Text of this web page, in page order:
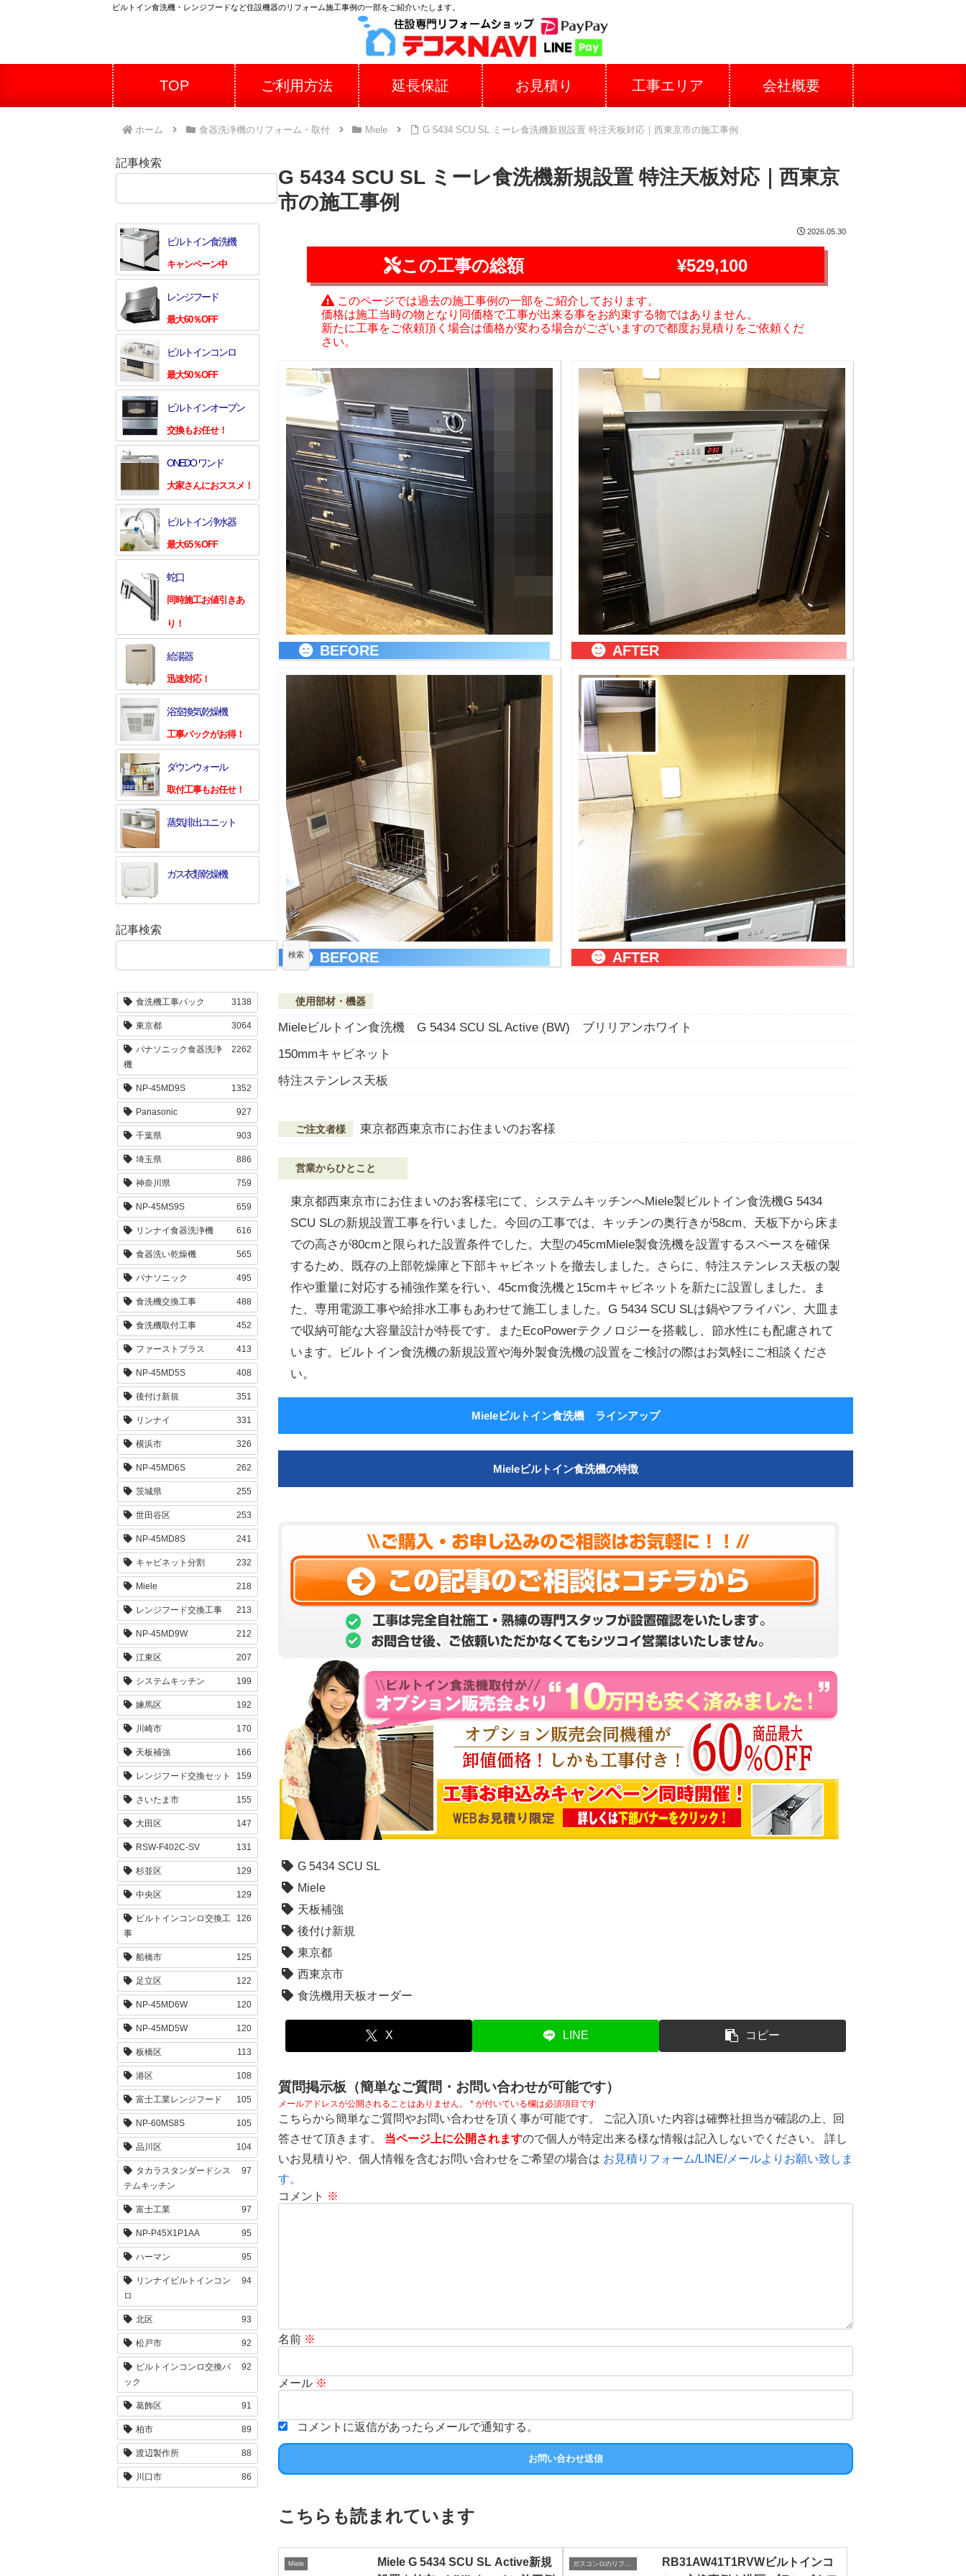
ビルトイン食洗機・レンジフードなど住設機器のリフォーム施工事例の一部をご紹介いたします。
TOP ご利用方法 延長保証 お見積り 工事エリア 会社概要
ホーム 食器洗浄機のリフォーム・取付 Miele G 5434 SCU SL ミーレ食洗機新規設置 特注天板対応｜西東京市の施工事例
G 5434 SCU SL ミーレ食洗機新規設置 特注天板対応｜西東京
市の施工事例
2026.05.30
この工事の総額 ¥529,100
このページでは過去の施工事例の一部をご紹介しております。
価格は施工当時の物となり同価格で工事が出来る事をお約束する物ではありません。
新たに工事をご依頼頂く場合は価格が変わる場合がございますので都度お見積りをご依頼くだ
さい。
BEFORE AFTER
BEFORE AFTER
使用部材・機器
Mieleビルトイン食洗機 G 5434 SCU SL Active (BW) ブリリアンホワイト
150mmキャビネット
特注ステンレス天板
ご注文者様 東京都西東京市にお住まいのお客様
営業からひとこと
東京都西東京市にお住まいのお客様宅にて、システムキッチンへMiele製ビルトイン食洗機G 5434
SCU SLの新規設置工事を行いました。今回の工事では、キッチンの奥行きが58cm、天板下から床ま
での高さが80cmと限られた設置条件でした。大型の45cmMiele製食洗機を設置するスペースを確保
するため、既存の上部乾燥庫と下部キャビネットを撤去しました。さらに、特注ステンレス天板の製
作や重量に対応する補強作業を行い、45cm食洗機と15cmキャビネットを新たに設置しました。ま
た、専用電源工事や給排水工事もあわせて施工しました。G 5434 SCU SLは鍋やフライパン、大皿ま
で収納可能な大容量設計が特長です。またEcoPowerテクノロジーを搭載し、節水性にも配慮されて
います。ビルトイン食洗機の新規設置や海外製食洗機の設置をご検討の際はお気軽にご相談くださ
い。
Mieleビルトイン食洗機 ラインアップ
Mieleビルトイン食洗機の特徴
G 5434 SCU SL
Miele
天板補強
後付け新規
東京都
西東京市
食洗機用天板オーダー
X LINE コピー
質問掲示板（簡単なご質問・お問い合わせが可能です）
メールアドレスが公開されることはありません。 * が付いている欄は必須項目です
こちらから簡単なご質問やお問い合わせを頂く事が可能です。 ご記入頂いた内容は確弊社担当が確認の上、回
答させて頂きます。 当ページ上に公開されますので個人が特定出来る様な情報は記入しないでください。 詳し
いお見積りや、個人情報を含むお問い合わせをご希望の場合は お見積りフォーム/LINE/メールよりお願い致しま
す。
コメント ※
名前 ※
メール ※
コメントに返信があったらメールで通知する。
こちらも読まれています
Miele
Miele G 5434 SCU SL Active新規
ガスコンロのリフォーム・取付
RB31AW41T1RVWビルトインコ
記事検索
ビルトイン食洗機
キャンペーン中
レンジフード
最大60％OFF
ビルトインコンロ
最大50％OFF
ビルトインオーブン
交換もお任せ！
ONEDO ワンド
大家さんにおススメ！
ビルトイン浄水器
最大65％OFF
蛇口
同時施工お値引きあ
り！
給湯器
迅速対応！
浴室換気乾燥機
工事パックがお得！
ダウンウォール
取付工事もお任せ！
蒸気排出ユニット
ガス衣類乾燥機
記事検索
検索
食洗機工事パック 3138
東京都 3064
パナソニック食器洗浄
機
2262
NP-45MD9S 1352
Panasonic 927
千葉県 903
埼玉県 886
神奈川県 759
NP-45MS9S 659
リンナイ食器洗浄機 616
食器洗い乾燥機 565
パナソニック 495
食洗機交換工事 488
食洗機取付工事 452
ファーストプラス 413
NP-45MD5S 408
後付け新規 351
リンナイ 331
横浜市 326
NP-45MD6S 262
茨城県 255
世田谷区 253
NP-45MD8S 241
キャビネット分割 232
Miele 218
レンジフード交換工事 213
NP-45MD9W 212
江東区 207
システムキッチン 199
練馬区 192
川崎市 170
天板補強 166
レンジフード交換セット 159
さいたま市 155
大田区 147
RSW-F402C-SV 131
杉並区 129
中央区 129
ビルトインコンロ交換工
事
126
船橋市 125
足立区 122
NP-45MD6W 120
NP-45MD5W 120
板橋区 113
港区 108
富士工業レンジフード 105
NP-60MS8S 105
品川区 104
タカラスタンダードシス
テムキッチン
97
富士工業 97
NP-P45X1P1AA 95
ハーマン 95
リンナイビルトインコン
ロ
94
北区 93
松戸市 92
ビルトインコンロ交換パ
ック
92
葛飾区 91
柏市 89
渡辺製作所 88
川口市 86